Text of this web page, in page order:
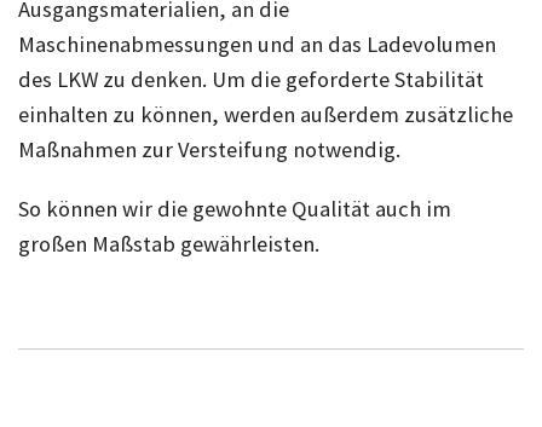
Ausgangsmaterialien, an die
Maschinenabmessungen und an das Ladevolumen
des LKW zu denken. Um die geforderte Stabilität
einhalten zu können, werden außerdem zusätzliche
Maßnahmen zur Versteifung notwendig.
So können wir die gewohnte Qualität auch im
großen Maßstab gewährleisten.